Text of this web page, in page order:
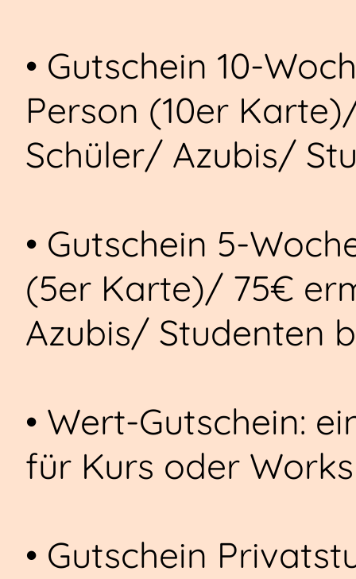
• Gutschein 10-
Person (10er
Schüler/ Azubis/
• Gutschein 5-
(5er Karte)/ 75€
Azubis/ Studenten
• Wert-Gutschein:
für Kurs oder
• Gutschein